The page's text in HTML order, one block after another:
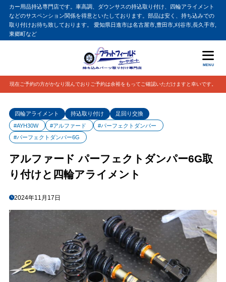
カー用品持込専門店です。車高調、ダウンサスの持込取り付け、四輪アライメント
などのサスペンション関係を得意といたしております。部品は安く、持ち込みでの
取り付けお待ち致しております。 愛知県日進市は名古屋市,豊田市,刈谷市,長久手市,
東郷町など
MENU
現在ご予約の方がかなり混んでおりご予約は余裕をもってご確認いただけますと幸いです。
四輪アライメント 持込取り付け
足回り交換
#AYH30W
#アルファード
#パーフェクトダンバー
#パーフェクトダンパー6G
アルファード パーフェクトダンパー6G取
り付けと四輪アライメント
2024年11月17日